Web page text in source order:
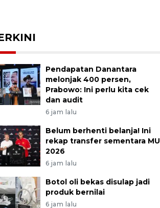
Pendapatan Danantara
melonjak 400 persen,
Prabowo: Ini perlu kita cek
dan audit
6 jam lalu
Belum berhenti belanja! Ini
rekap transfer sementara MU
2026
6 jam lalu
Botol oli bekas disulap jadi
produk bernilai
6 jam lalu